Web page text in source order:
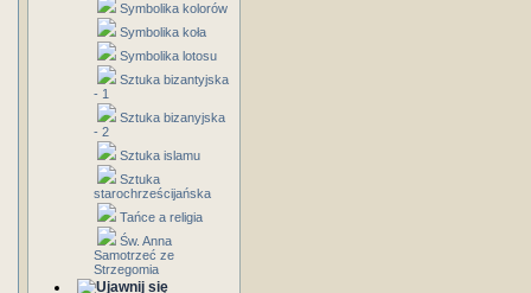
Symbolika kolorów
Symbolika koła
Symbolika lotosu
Sztuka bizantyjska
- 1
Sztuka bizanyjska
- 2
Sztuka islamu
Sztuka
starochrześcijańska
Tańce a religia
Św. Anna
Samotrzeć ze
Strzegomia